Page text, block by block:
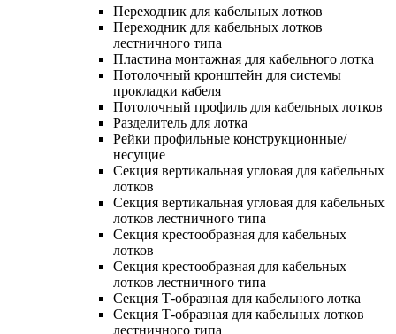
Переходник для кабельных лотков
Переходник для кабельных лотков
лестничного типа
Пластина монтажная для кабельного лотка
Потолочный кронштейн для системы
прокладки кабеля
Потолочный профиль для кабельных лотков
Разделитель для лотка
Рейки профильные конструкционные/
несущие
Секция вертикальная угловая для кабельных
лотков
Секция вертикальная угловая для кабельных
лотков лестничного типа
Секция крестообразная для кабельных
лотков
Секция крестообразная для кабельных
лотков лестничного типа
Секция Т-образная для кабельного лотка
Секция Т-образная для кабельных лотков
лестничного типа